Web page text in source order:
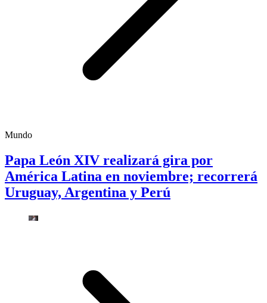
Mundo
Papa León XIV realizará gira por
América Latina en noviembre; recorrerá
Uruguay, Argentina y Perú